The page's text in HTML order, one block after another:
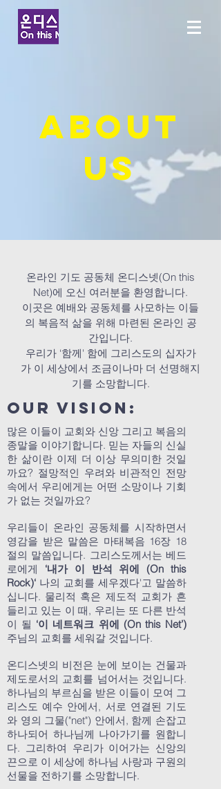
About
us
온라인 기도 공동체 온디스넷(On this
Net)에 오신 여러분을 환영합니다.
이곳은 예배와 공동체를 사모하는 이들
의 복음적 삶을 위해 마련된 온라인 공
간입니다.
우리가 ‘함께' 함에 그리스도의 십자가
가 이 세상에서 조금이나마 더 선명해지
기를 소망합니다.
Our vision:
많은 이들이 교회와 신앙 그리고 복음의
종말을 이야기합니다. 믿는 자들의 신실
한 삶이란 이제 더 이상 무의미한 것일
까요? 절망적인 우려와 비관적인 전망
속에서 우리에게는 어떤 소망이나 기회
가 없는 것일까요?
우리들이 온라인 공동체를 시작하면서
영감을 받은 말씀은 마태복음 16장 18
절의 말씀입니다. 그리스도께서는 베드
로에게 ‘내가 이 반석 위에 (On this
Rock)‘ 나의 교회를 세우겠다'고 말씀하
십니다. 물리적 혹은 제도적 교회가 흔
들리고 있는 이 때, 우리는 또 다른 반석
이 될 ‘이 네트워크 위에 (On this Net’)
주님의 교회를 세워갈 것입니다.
온디스넷의 비전은 눈에 보이는 건물과
제도로서의 교회를 넘어서는 것입니다.
하나님의 부르심을 받은 이들이 모여 그
리스도 예수 안에서, 서로 연결된 기도
와 영의 그물("net") 안에서, 함께 손잡고
하나되어 하나님께 나아가기를 원합니
다. 그리하여 우리가 이어가는 신앙의
끈으로 이 세상에 하나님 사랑과 구원의
선물을 전하기를 소망합니다.